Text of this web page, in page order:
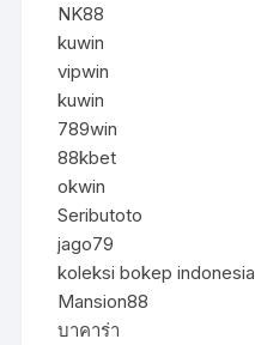
NK88
kuwin
vipwin
kuwin
789win
88kbet
okwin
Seributoto
jago79
koleksi bokep indonesia
Mansion88
บาคาร่า